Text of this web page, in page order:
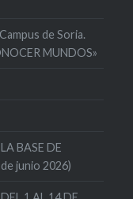
de Soria.
MUNDOS»
BASE DE
junio 2026)